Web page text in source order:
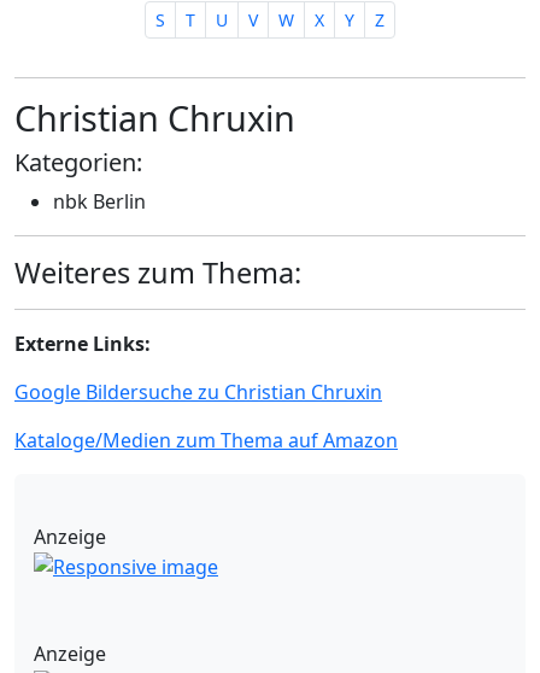
S T U V W X Y Z
Christian Chruxin
Kategorien:
nbk Berlin
Weiteres zum Thema:
Externe Links:
Google Bildersuche zu Christian Chruxin
Kataloge/Medien zum Thema auf Amazon
Anzeige
Anzeige